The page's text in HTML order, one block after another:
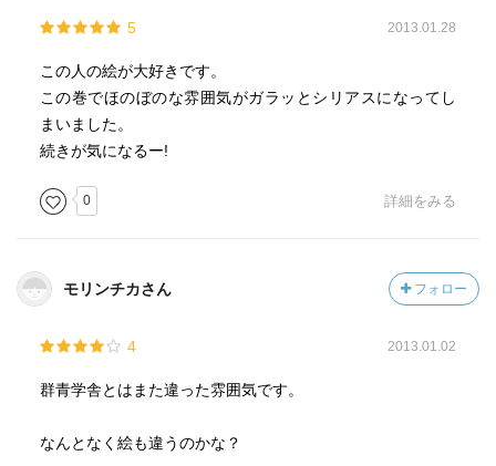
5 2013.01.28
この人の絵が大好きです。
この巻でほのぼのな雰囲気がガラッとシリアスになってし
まいました。
続きが気になるー!
0 詳細をみる
モリンチカさん フォロー
4 2013.01.02
群青学舎とはまた違った雰囲気です。
なんとなく絵も違うのかな？